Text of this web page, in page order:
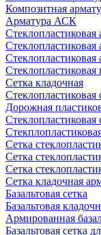
Композитная
Арматура АСК
Cтеклопластиковая
Стеклопластиковая
Стеклопластиковая
Стеклопластиковая
Сетка кладочная
Стеклопластиковая
Дорожная
Стеклопластиковая
Сетка
Сетка
Сетка
Сетка кладочная
Базальтовая сетка
Базальтовая
Армированная
Базальтовая сетка